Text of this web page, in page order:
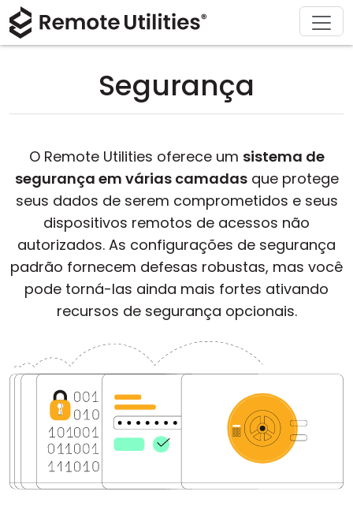
Segurança
O Remote Utilities oferece um sistema de
segurança em várias camadasque protege
seus dados de serem comprometidos e seus
dispositivos remotos de acessos não
autorizados. As configurações de segurança
padrão fornecem defesas robustas, mas você
pode torná-las ainda mais fortes ativando
recursos de segurança opcionais.
Produto
Notas de Lançamento
Modos de Conexão
Acesso Não Assistido
Suporte ao Active Directory
Nuvem e Local
Soluções
Manufatura e Varejo
Educação e Governo
Tecnologia da Informação
Baixar
iOS/Android
Comprar
Assistente de Licença
Suporte
Documentação
Sobre
Sala de imprensa